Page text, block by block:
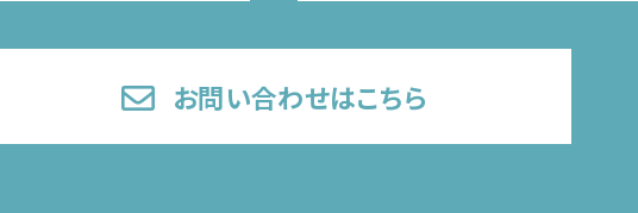
お問い合わせはこちら